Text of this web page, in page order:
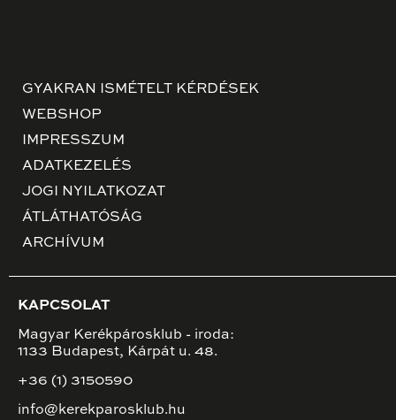
GYAKRAN ISMÉTELT KÉRDÉSEK
WEBSHOP
IMPRESSZUM
ADATKEZELÉS
JOGI NYILATKOZAT
ÁTLÁTHATÓSÁG
ARCHÍVUM
KAPCSOLAT
Magyar Kerékpárosklub - iroda:
1133 Budapest, Kárpát u. 48.
+36 (1) 3150590
info@kerekparosklub.hu